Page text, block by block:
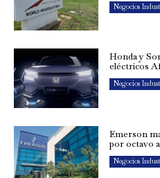
Negocios
Honda y
eléctricos
Negocios
Emerson
por octavo
Negocios